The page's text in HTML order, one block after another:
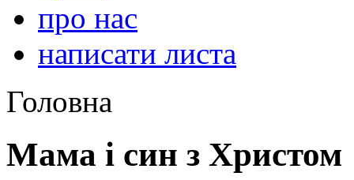
про нас
написати листа
Головна
Мама і син з Христом